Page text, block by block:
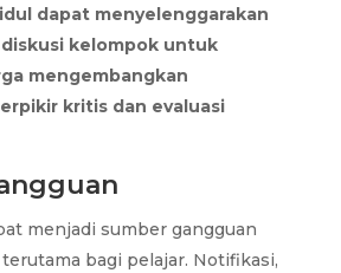
dapat menyelenggarakan
kelompok untuk
mengembangkan
kritis dan evaluasi
menjadi sumber gangguan
bagi pelajar. Notifikasi,